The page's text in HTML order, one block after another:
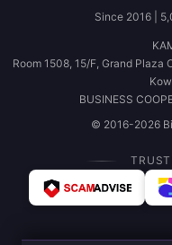
Since 2016 |
Room 1508, 15/F, Grand Plaza
BUSINESS
© 2016-2026